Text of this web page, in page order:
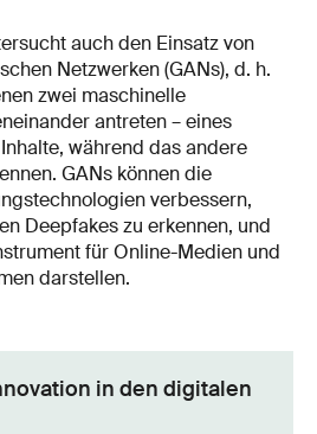
auch den Einsatz von
Netzwerken (GANs), d. h.
zwei maschinelle
antreten – eines
während das andere
GANs können die
verbessern,
Deepfakes zu erkennen, und
für Online-Medien und
darstellen.
in den digitalen